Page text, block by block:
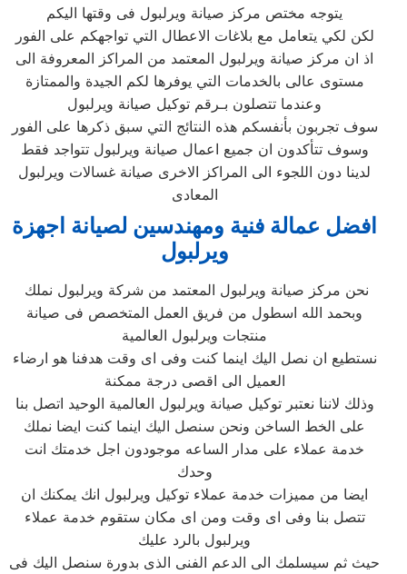
يتوجه مختص مركز صيانة ويرلبول فى وقتها اليكم
لكن لكي يتعامل مع بلاغات الاعطال التي تواجهكم على الفور
اذ ان مركز صيانة ويرلبول المعتمد من المراكز المعروفة الى
مستوى عالى بالخدمات التي يوفرها لكم الجيدة والممتازة
وعندما تتصلون بـرقم توكيل صيانة ويرلبول
سوف تجربون بأنفسكم هذه النتائج التي سبق ذكرها على الفور
وسوف تتأكدون ان جميع اعمال صيانة ويرلبول تتواجد فقط
لدينا دون اللجوء الى المراكز الاخرى صيانة غسالات ويرلبول
المعادى
افضل عمالة فنية ومهندسين لصيانة اجهزة
ويرلبول
وبحمد الله اسطول من فريق العمل المتخصص فى صيانة
منتجات ويرلبول العالمية
نستطيع ان نصل اليك اينما كنت وفى اى وقت هدفنا هو ارضاء
العميل الى اقصى درجة ممكنة
وذلك لاننا نعتبر توكيل صيانة ويرلبول العالمية الوحيد اتصل بنا
على الخط الساخن ونحن سنصل اليك اينما كنت ايضا نملك
خدمة عملاء على مدار الساعه موجودون اجل خدمتك انت
وحدك
ايضا من مميزات خدمة عملاء توكيل ويرلبول انك يمكنك ان
تتصل بنا وفى اى وقت ومن اى مكان ستقوم خدمة عملاء
ويرلبول بالرد عليك
حيث ثم سيسلمك الى الدعم الفنى الذى بدورة سنصل اليك فى